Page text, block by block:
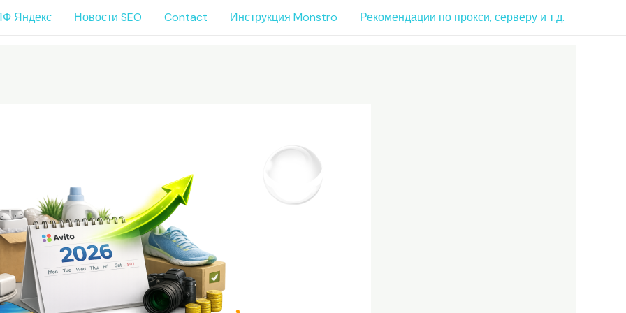
Яндекс Новости SEO Contact Инструкция Monstro Рекомендации по прокси, серверу и т.д.